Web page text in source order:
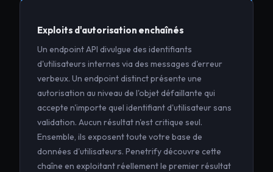
Exploits d'autorisation enchaînés
Un endpoint API divulgue des identifiants
d'utilisateurs internes via des messages d'erreur
verbeux. Un endpoint distinct présente une
autorisation au niveau de l'objet défaillante qui
accepte n'importe quel identifiant d'utilisateur sans
validation. Aucun résultat n'est critique seul.
Ensemble, ils exposent toute votre base de
données d'utilisateurs. Penetrify découvre cette
chaîne en exploitant réellement le premier résultat